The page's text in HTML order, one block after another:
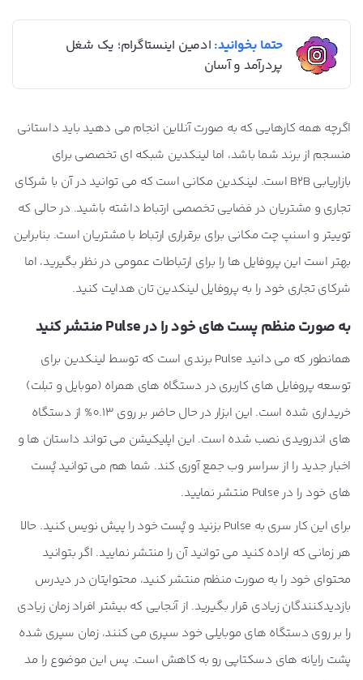
حتما بخوانید: ادمین اینستاگرام؛ یک شغل
پردرآمد و آسان
اگرچه همه کارهایی که به صورت آنلاین انجام می دهید باید داستانی
منسجم از برند شما باشد، اما لینکدین شبکه ای تخصصی برای
بازاریابی B2B است. لینکدین مکانی است که می توانید در آن با شرکای
تجاری و مشتریان در فضایی تخصصی ارتباط داشته باشید. در حالی که
توییتر و اسنپ چت مکانی برای برقراری ارتباط با مشتریان است. بنابراین
بهتر است این پروفایل ها را برای ارتباطات عمومی در نظر بگیرید، اما
شرکای تجاری خود را به پروفایل لینکدین تان هدایت کنید.
به صورت منظم پست های خود را در Pulse منتشر کنید
همانطور که می دانید Pulse برندی است که توسط لینکدین برای
توسعه پروفایل های کاربری در دستگاه های همراه (موبایل و تبلت)
خریداری شده است. این ابزار در حال حاضر بر روی 0.13% از دستگاه
های اندرویدی نصب شده است. این اپلیکیشن می تواند داستان ها و
اخبار جدید را از سراسر وب جمع آوری کند. شما هم می توانید پُست
های خود را در Pulse منتشر نمایید.
برای این کار سری به Pulse بزنید و پُست خود را پیش نویس کنید. حالا
هر زمانی که اراده کنید می توانید آن را منتشر نمایید. اگر بتوانید
محتوای خود را به صورت منظم منتشر کنید، محتوایتان در دیدرس
بازدیدکنندگان زیادی قرار بگیرید. از آنجایی که بیشتر افراد زمان زیادی
را بر روی دستگاه های موبایلی خود سپری می کنند، زمان سپری شده
پشت رایانه های دسکتاپی رو به کاهش است. پس این موضوع را مد